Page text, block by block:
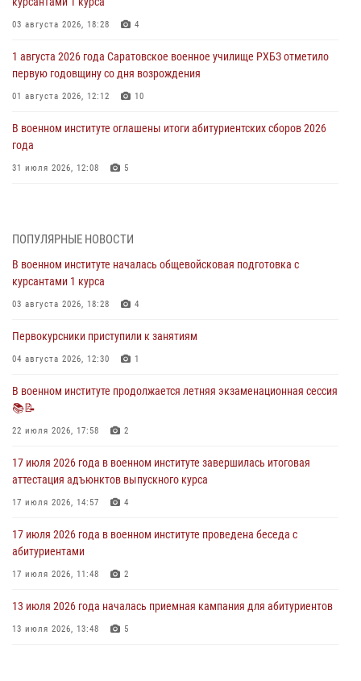
03 августа 2026, 18:28 4
1 августа 2026 года Саратовское военное училище РХБЗ отметило
первую годовщину со дня возрождения
01 августа 2026, 12:12 10
В военном институте оглашены итоги абитуриентских сборов 2026
года
31 июля 2026, 12:08 5
29 июля 2026, 06:45 2
29 июля 2026 года курсанты военного института успешно сдали
экзамен по вождению
29 июля 2026, 06:41 6
28 июля 2026 года в военном институте организована беседа и
праздничный молебен
В военном институте завершается летняя экзаменационная сессия
28 июля 2026, 10:41
ПОПУЛЯРНЫЕ НОВОСТИ
В военном институте началась общевойсковая подготовка с
курсантами 1 курса
03 августа 2026, 18:28 4
Первокурсники приступили к занятиям
04 августа 2026, 12:30 1
В военном институте продолжается летняя экзаменационная сессия
📚📝
22 июля 2026, 17:58 2
17 июля 2026 года в военном институте завершилась итоговая
аттестация адъюнктов выпускного курса
17 июля 2026, 14:57 4
17 июля 2026 года в военном институте проведена беседа с
абитуриентами
17 июля 2026, 11:48 2
13 июля 2026 года началась приемная кампания для абитуриентов
13 июля 2026, 13:48 5